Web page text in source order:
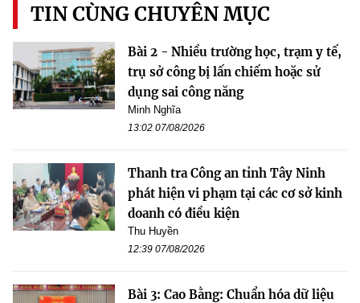
TIN CÙNG CHUYÊN MỤC
Bài 2 - Nhiều trường học, trạm y tế,
trụ sở công bị lấn chiếm hoặc sử
dụng sai công năng
Minh Nghĩa
13:02 07/08/2026
Thanh tra Công an tỉnh Tây Ninh
phát hiện vi phạm tại các cơ sở kinh
doanh có điều kiện
Thu Huyền
12:39 07/08/2026
Bài 3: Cao Bằng: Chuẩn hóa dữ liệu